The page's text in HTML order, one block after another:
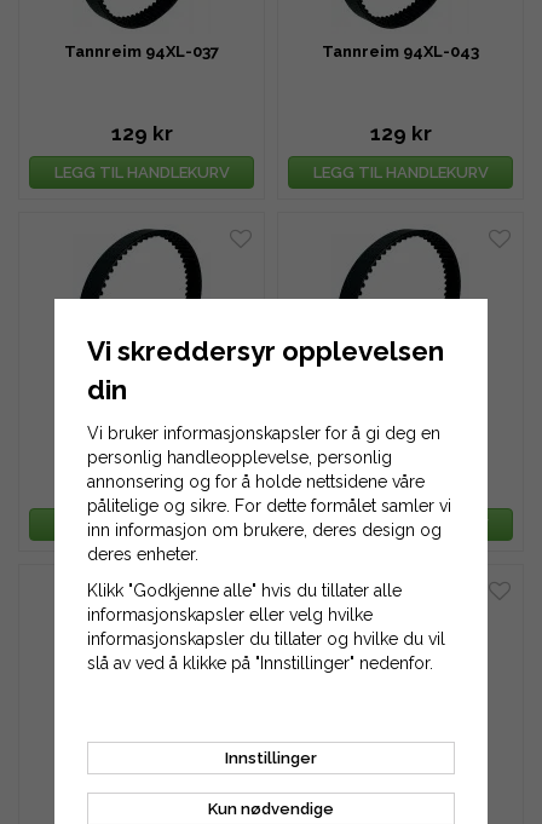
Tannreim 94XL-037
129 kr
LEGG TIL HANDLEKURV
Tannreim 94XL-043
129 kr
LEGG TIL HANDLEKURV
Tannreim 94XL-050
129 kr
LEGG TIL HANDLEKURV
129 kr
LEGG TIL HANDLEKURV
Vi skreddersyr opplevelsen
din
Vi bruker informasjonskapsler for å gi deg en
personlig handleopplevelse, personlig
annonsering og for å holde nettsidene våre
pålitelige og sikre. For dette formålet samler vi
inn informasjon om brukere, deres design og
deres enheter.
Klikk "Godkjenne alle" hvis du tillater alle
informasjonskapsler eller velg hvilke
informasjonskapsler du tillater og hvilke du vil
slå av ved å klikke på "Innstillinger" nedenfor.
Innstillinger
Kun nødvendige